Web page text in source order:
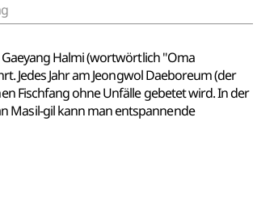
Halmi (wortwörtlich "Oma
Jedes Jahr am Jeongwol Daeboreum (der
Fischfang ohne Unfälle gebetet wird. In der
Masil-gil kann man entspannende